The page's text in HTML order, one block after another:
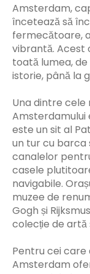
Amsterdam,
încetează să
fermecătoare,
vibrantă. Acest
toată lumea, de
istorie, până la
Una dintre
Amsterdamului
este un sit al
un tur cu barca
canalelor
casele
navigabile.
muzee de
Gogh și
colecție de
Pentru cei care
Amsterdam